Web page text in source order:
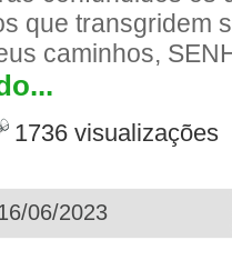
que transgridem
caminhos,
1736 visualizações
06/2023